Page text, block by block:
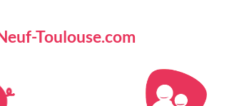
Toulouse.com